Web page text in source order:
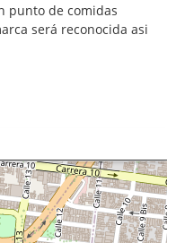
punto de comidas
será reconocida asi